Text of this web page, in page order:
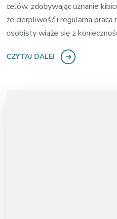
celów, zdobywając uznanie
że cierpliwość i regularna praca
osobisty wiąże się z
CZYTAJ DALEJ